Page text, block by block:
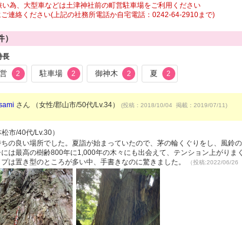
為、大型車などは土津神社前の町営駐車場をご利用ください
連絡ください(上記の社務所電話か自宅電話：0242-64-2910まで)
）
長
2 駐車場 2 御神木 2 夏 2
さん （女性/郡山市/50代/Lv.34） (投稿：2018/10/04 掲載：2019/07/11)
市/40代/Lv.30）
の良い場所でした。夏詣が始まっていたので、茅の輪くぐりをし、風鈴
は最高の樹齢800年に1,000年の木々にも出会えて、テンション上がりま
は置き型のところが多い中、手書きなのに驚きました。
（投稿:2022/06/